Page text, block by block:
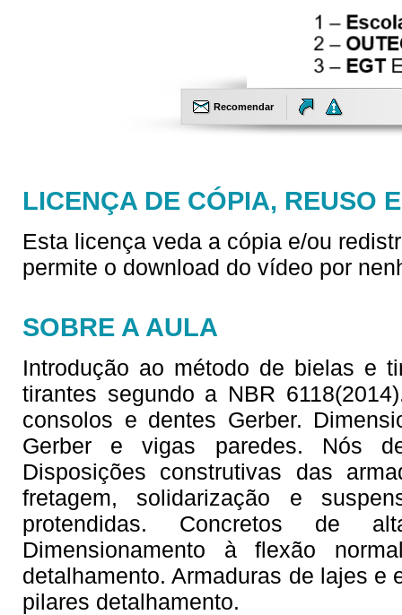
Recomendar
LICENÇA DE CÓPIA, REUSO
Esta licença veda a cópia e/ou
permite o download do vídeo por
SOBRE A AULA
Introdução ao método de bielas e
tirantes segundo a NBR
consolos e dentes Gerber.
Gerber e vigas paredes. Nós
Disposições construtivas das
fretagem, solidarização e
protendidas. Concretos de
Dimensionamento à flexão
detalhamento. Armaduras de lajes e
pilares detalhamento.